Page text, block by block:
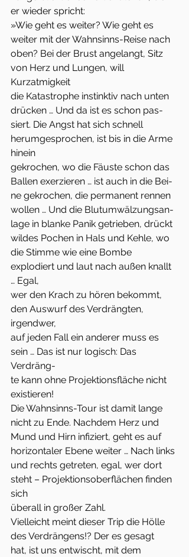
er wieder spricht:
»Wie geht es weiter? Wie geht es
weiter mit der Wahnsinns-Reise nach
oben? Bei der Brust angelangt, Sitz
von Herz und Lungen, will
Kurzatmigkeit
die Katastrophe instinktiv nach unten
drücken … Und da ist es schon pas-
siert. Die Angst hat sich schnell
herumgesprochen, ist bis in die Arme
hinein
gekrochen, wo die Fäuste schon das
Ballen exerzieren … ist auch in die Bei-
ne gekrochen, die permanent rennen
wollen … Und die Blutumwälzungsan-
lage in blanke Panik getrieben, drückt
wildes Pochen in Hals und Kehle, wo
die Stimme wie eine Bombe
explodiert und laut nach außen knallt
… Egal,
wer den Krach zu hören bekommt,
den Auswurf des Verdrängten,
irgendwer,
auf jeden Fall ein anderer muss es
sein … Das ist nur logisch: Das
Verdräng-
te kann ohne Projektionsfläche nicht
existieren!
Die Wahnsinns-Tour ist damit lange
nicht zu Ende. Nachdem Herz und
Mund und Hirn infiziert, geht es auf
horizontaler Ebene weiter … Nach links
und rechts getreten, egal, wer dort
steht – Projektionsoberflächen finden
sich
überall in großer Zahl.
Vielleicht meint dieser Trip die Hölle
des Verdrängens!? Der es gesagt
hat, ist uns entwischt, mit dem